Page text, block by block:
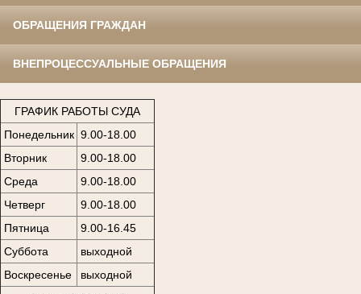
ОБРАЩЕНИЯ ГРАЖДАН
ВНЕПРОЦЕССУАЛЬНЫЕ ОБРАЩЕНИЯ
ГРАФИК РАБОТЫ СУДА
Понедельник 9.00-18.00
Вторник
9.00-18.00
Среда
9.00-18.00
Четверг
9.00-18.00
Пятница
9.00-16.45
Суббота
выходной
Воскресенье
выходной